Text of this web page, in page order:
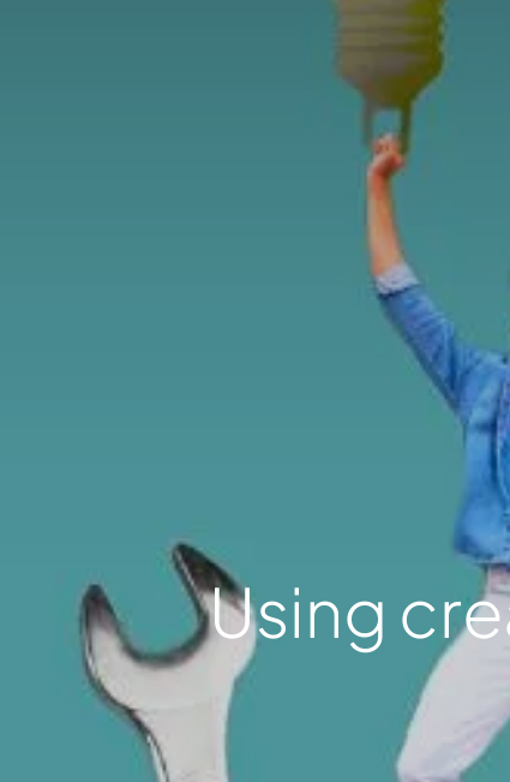
Using